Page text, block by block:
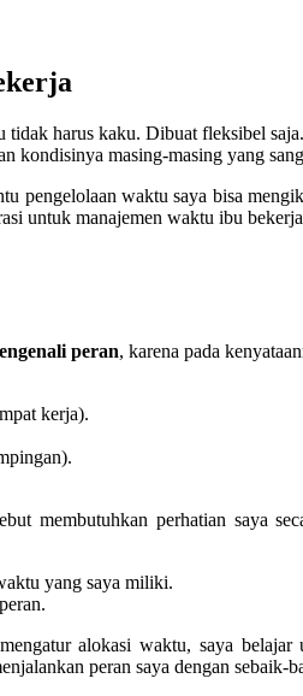
harus kaku. Dibuat fleksibel
kondisinya masing-masing yang
pengelolaan waktu saya bisa
untuk manajemen waktu ibu
peran, karena pada
kerja).
membutuhkan perhatian saya
yang saya miliki.
alokasi waktu, saya
peran saya dengan sebaik-